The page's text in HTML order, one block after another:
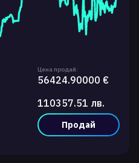
Цена продай:
56424.90000 €
110357.51 лв.
Продай